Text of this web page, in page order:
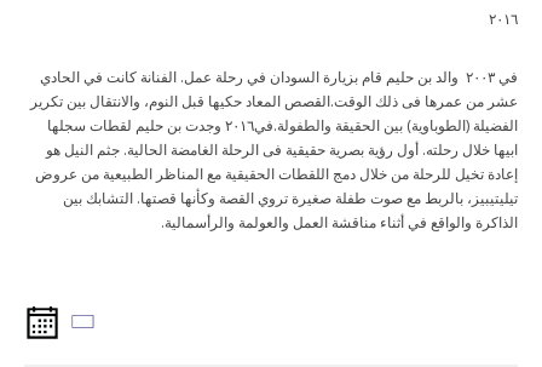
٢٠١٦
في٢٠٠٣ والد بن حليم قام بزيارة السودان في رحلة عمل. الفنانة كانت في الحادي
عشر من عمرها فى ذلك الوقت.القصص المعاد حكيها قبل النوم، والانتقال بين تكرير
الفضيلة (الطوباوية) بين الحقيقة والطفولة.في٢٠١٦ وجدت بن حليم لقطات سجلها
ابيها خلال رحلته. أول رؤية بصرية حقيقية فى الرحلة الغامضة الحالية. جثم النيل هو
إعادة تخيل للرحلة من خلال دمج اللقطات الحقيقية مع المناظر الطبيعية من عروض
تيليتيبيز، بالربط مع صوت طفلة صغيرة تروي القصة وكأنها قصتها. التشابك بين
الذاكرة والواقع في أثناء مناقشة العمل والعولمة والرأسمالية.